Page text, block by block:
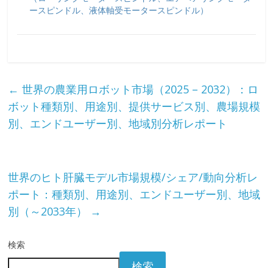
ースピンドル、液体軸受モータースピンドル）
← 世界の農業用ロボット市場（2025 – 2032）：ロ
ボット種類別、用途別、提供サービス別、農場規模
別、エンドユーザー別、地域別分析レポート
世界のヒト肝臓モデル市場規模/シェア/動向分析レ
ポート：種類別、用途別、エンドユーザー別、地域
別（～2033年）
→
検索